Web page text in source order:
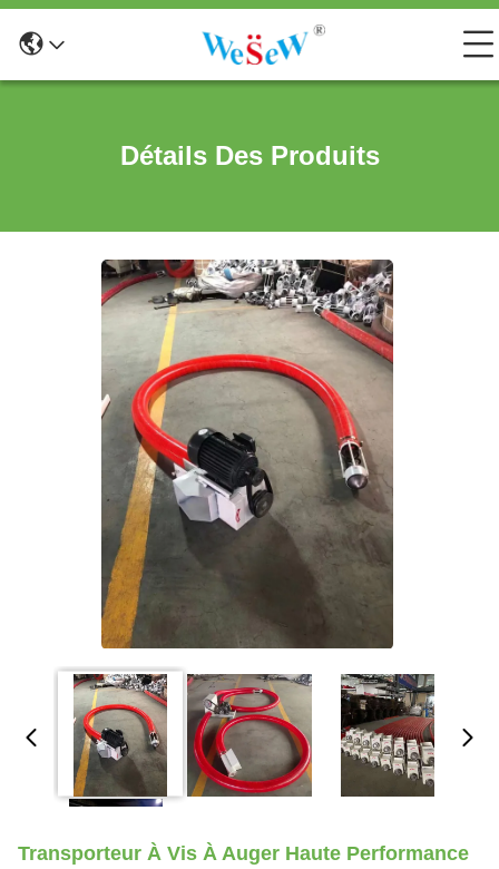
Détails Des Produits
Transporteur À Vis À Auger Haute Performance